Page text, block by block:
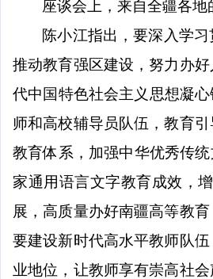
座谈会上，来自全疆各
陈小江指出，要深入学
推动教育强区建设，努力办
代中国特色社会主义思想凝
师和高校辅导员队伍，教育
教育体系，加强中华优秀传
家通用语言文字教育成效，
展，高质量办好南疆高等教
要建设新时代高水平教师队
业地位，让教师享有崇高社